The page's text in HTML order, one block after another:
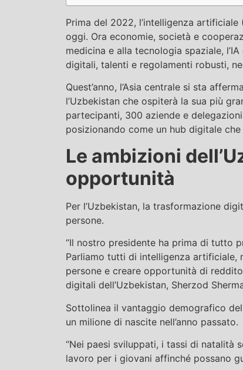
Prima del 2022, l’intelligenza
oggi. Ora economie, società e
medicina e alla tecnologia spaziale,
digitali, talenti e regolamenti robusti,
Quest’anno, l’Asia centrale si sta
l’Uzbekistan che ospiterà la sua più
partecipanti, 300 aziende e
posizionando come un hub digitale
Le ambizioni
opportunità
Per l’Uzbekistan, la trasformazione
persone.
“Il nostro presidente ha prima di tutto
Parliamo tutti di intelligenza artificiale,
persone e creare opportunità di
digitali dell’Uzbekistan, Sherzod
Sottolinea il vantaggio demografico
un milione di nascite nell’anno passato.
“Nei paesi sviluppati, i tassi di natalità
lavoro per i giovani affinché possano